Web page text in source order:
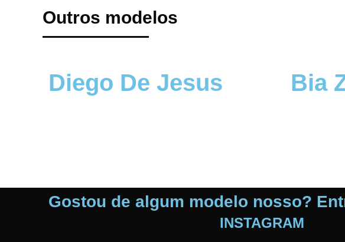
Outros modelos
Diego De Jesus Bia
Gostou de algum modelo nosso?
INSTAGRAM